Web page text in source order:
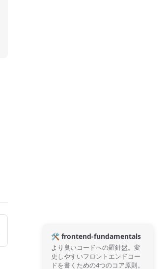
🛠️ frontend-fundamentals
より良いコードへの羅針盤。変
更しやすいフロントエンドコー
ドを書くための4つのコア原則。